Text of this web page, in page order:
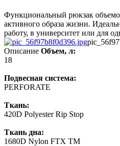
Функциональный рюкзак
активного образа жизни.
работу, в университет или для
Описание Объем, л:
18
Подвесная система:
PERFORATE
Ткань:
420D Polyester Rip Stop
Ткань дна:
1680D Nylon FTX TM